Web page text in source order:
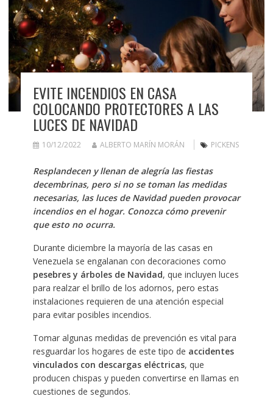
EVITE INCENDIOS EN CASA
COLOCANDO PROTECTORES A LAS
LUCES DE NAVIDAD
10/12/2022 ALBERTO MARÍN MORÁN PICKENS
Resplandecen y llenan de alegría las fiestas
decembrinas, pero si no se toman las medidas
necesarias, las luces de Navidad pueden provocar
incendios en el hogar. Conozca cómo prevenir
que esto no ocurra.
Durante diciembre la mayoría de las casas en
Venezuela se engalanan con decoraciones como
pesebres y árboles de Navidad, que incluyen luces
para realzar el brillo de los adornos, pero estas
instalaciones requieren de una atención especial
para evitar posibles incendios.
Tomar algunas medidas de prevención es vital para
resguardar los hogares de este tipo de accidentes
vinculados con descargas eléctricas, que
producen chispas y pueden convertirse en llamas en
cuestiones de segundos.